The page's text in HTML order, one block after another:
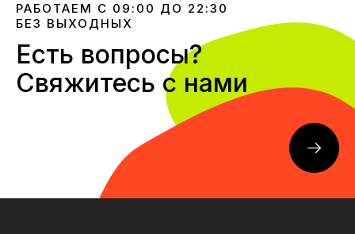
РАБОТАЕМ С 09:00 ДО 22:30
БЕЗ ВЫХОДНЫХ
Есть вопросы?
Свяжитесь с нами